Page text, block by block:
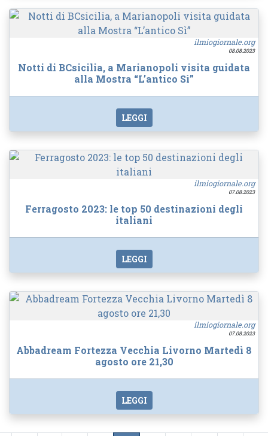
ilmiogiornale.org
08.08.2023
Notti di BCsicilia, a Marianopoli visita guidata
alla Mostra “L’antico Sì”
LEGGI
ilmiogiornale.org
07.08.2023
Ferragosto 2023: le top 50 destinazioni degli
italiani
LEGGI
ilmiogiornale.org
07.08.2023
Abbadream Fortezza Vecchia Livorno Martedì 8
agosto ore 21,30
LEGGI